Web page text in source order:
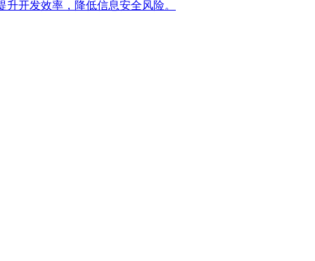
开发效率，降低信息安全风险。